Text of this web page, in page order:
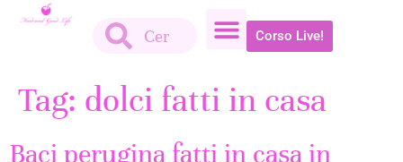
Corso Live!
Tag: dolci fatti in casa
Baci perugina fatti in casa in